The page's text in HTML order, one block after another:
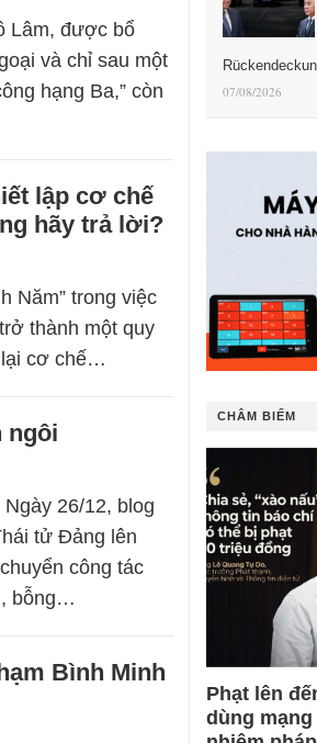
Lâm, được bổ
và chỉ sau một
hạng Ba,” còn
lập cơ chế
hãy trả lời?
Năm” trong việc
thành một quy
lại cơ chế…
ngôi
26/12, blog
tử Đảng lên
công tác
bỗng…
Bình Minh
07/08/2026
CHÂM BIẾM
Phạt lên
dùng